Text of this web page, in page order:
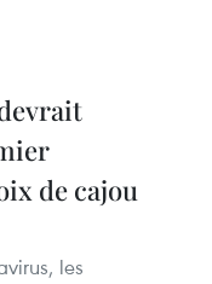
de cajou
les